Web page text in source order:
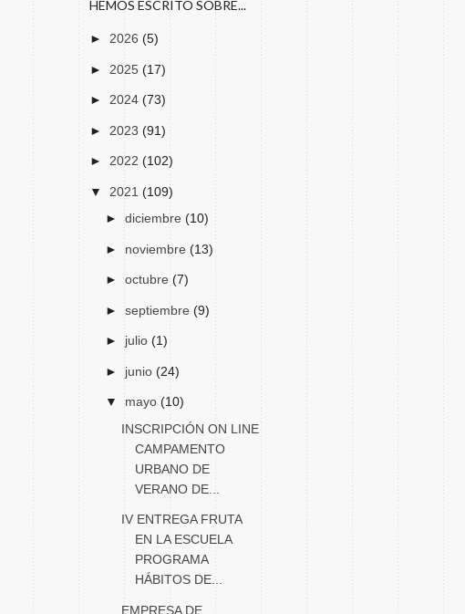
HEMOS ESCRITO SOBRE...
► 2026 (5)
► 2025 (17)
► 2024 (73)
► 2023 (91)
► 2022 (102)
▼ 2021 (109)
►diciembre (10)
► noviembre (13)
► octubre (7)
►septiembre (9)
► julio (1)
►junio (24)
▼mayo (10)
INSCRIPCIÓN ON LINE
CAMPAMENTO
URBANO DE
VERANO DE...
IV ENTREGA FRUTA
EN LA ESCUELA
PROGRAMA
HÁBITOS DE...
EMPRESA DE